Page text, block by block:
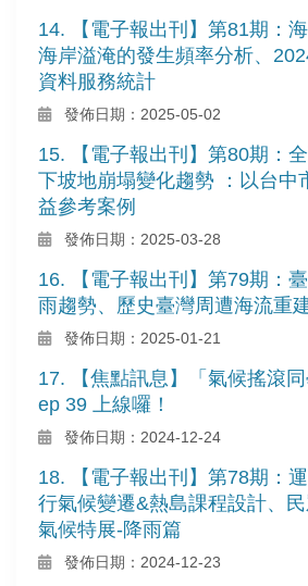
14. 【電子報出刊】第81期：
海岸溢淹的發生頻率分析、
資料服務統計
發佈日期：2025-05-02
15. 【電子報出刊】第80期：
下坡地崩塌變化趨勢 ：以台中
益參考案例
發佈日期：2025-03-28
16. 【電子報出刊】第79期：
雨趨勢、歷史臺灣周遭海流重
發佈日期：2025-01-21
17. 【焦點訊息】「氣候搖滾
ep 39 上線囉！
發佈日期：2024-12-24
18. 【電子報出刊】第78期：
行氣候變遷&熱島課程設計、
氣候特展-降雨篇
發佈日期：2024-12-23